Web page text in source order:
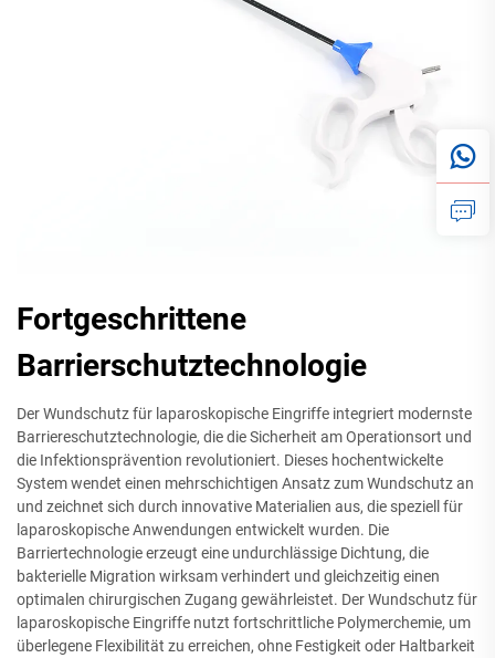
Fortgeschrittene
Barrierschutztechnologie
Der Wundschutz für laparoskopische Eingriffe integriert modernste
Barriereschutztechnologie, die die Sicherheit am Operationsort und
die Infektionsprävention revolutioniert. Dieses hochentwickelte
System wendet einen mehrschichtigen Ansatz zum Wundschutz an
und zeichnet sich durch innovative Materialien aus, die speziell für
laparoskopische Anwendungen entwickelt wurden. Die
Barriertechnologie erzeugt eine undurchlässige Dichtung, die
bakterielle Migration wirksam verhindert und gleichzeitig einen
optimalen chirurgischen Zugang gewährleistet. Der Wundschutz für
laparoskopische Eingriffe nutzt fortschrittliche Polymerchemie, um
überlegene Flexibilität zu erreichen, ohne Festigkeit oder Haltbarkeit